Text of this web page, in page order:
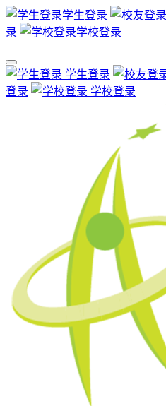
学生登录
录
学校登录
学生登录
登录
学校登录